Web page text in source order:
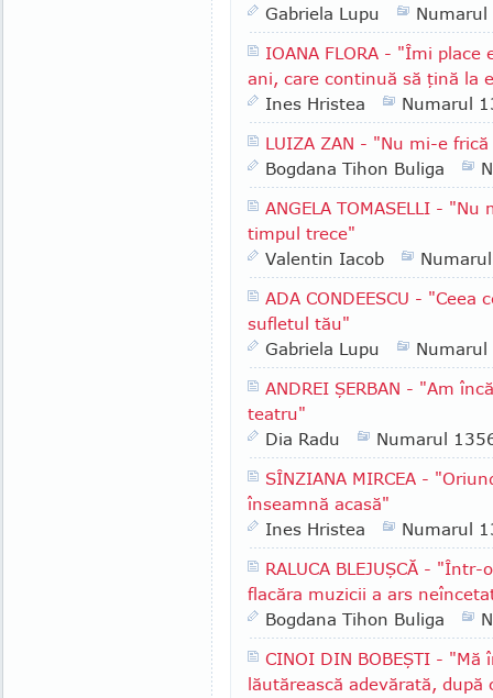
Gabriela Lupu
IOANA FLORA - "Îmi
ani, care continuă să ţină la
Ines Hristea
Numarul
LUIZA ZAN - "Nu mi-e
Bogdana Tihon Buliga
ANGELA TOMASELLI -
timpul trece"
Valentin Iacob
ADA CONDEESCU -
sufletul tău"
Gabriela Lupu
ANDREI ŞERBAN - "Am
teatru"
Dia Radu
Numarul
SÎNZIANA MIRCEA -
înseamnă acasă"
Ines Hristea
Numarul
RALUCA BLEJUŞCĂ -
flacăra muzicii a ars
Bogdana Tihon Buliga
CINOI DIN BOBEŞTI -
lăutărească adevărată,